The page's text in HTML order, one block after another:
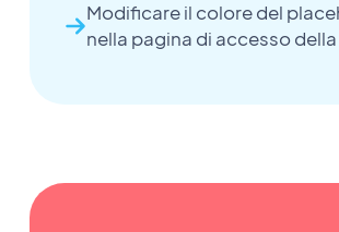
Modificare il colore del
nella pagina di accesso della